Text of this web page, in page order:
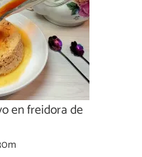
en freidora de